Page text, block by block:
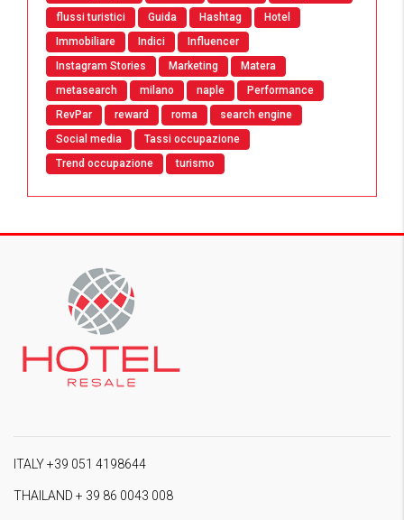
flussi turistici
Guida Hashtag
Hotel
Immobiliare
Indici
Influencer
Instagram Stories
Marketing
Matera
metasearch
milano naple
Performance
RevPar
reward roma
search engine
Social media
Tassi occupazione
Trend occupazione
turismo
ITALY +39 051 4198644
THAILAND + 39 86 0043 008